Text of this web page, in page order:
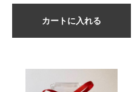
カートに入れる